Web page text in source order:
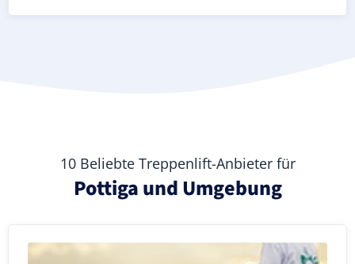
10 Beliebte Treppenlift-Anbieter für
Pottiga und Umgebung